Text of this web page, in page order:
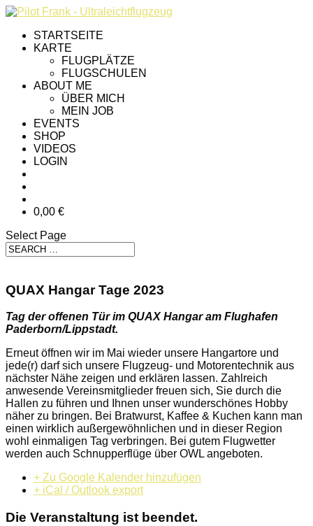
STARTSEITE
KARTE
FLUGPLÄTZE
FLUGSCHULEN
ABOUT ME
ÜBER MICH
MEIN JOB
EVENTS
SHOP
VIDEOS
LOGIN
0,00 €
Select Page
QUAX Hangar Tage 2023
Tag der offenen Tür im QUAX Hangar am Flughafen
Paderborn/Lippstadt.
Erneut öffnen wir im Mai wieder unsere Hangartore und
jede(r) darf sich unsere Flugzeug- und Motorentechnik aus
nächster Nähe zeigen und erklären lassen. Zahlreich
anwesende Vereinsmitglieder freuen sich, Sie durch die
Hallen zu führen und Ihnen unser wunderschönes Hobby
näher zu bringen. Bei Bratwurst, Kaffee & Kuchen kann man
einen wirklich außergewöhnlichen und in dieser Region
wohl einmaligen Tag verbringen. Bei gutem Flugwetter
werden auch Schnupperflüge über OWL angeboten.
+ Zu Google Kalender hinzufügen
+ iCal / Outlook export
Die Veranstaltung ist beendet.